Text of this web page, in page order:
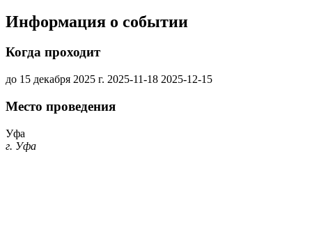
Информация о событии
Когда проходит
до 15 декабря 2025 г. 2025-11-18 2025-12-15
Место проведения
Уфа
г. Уфа